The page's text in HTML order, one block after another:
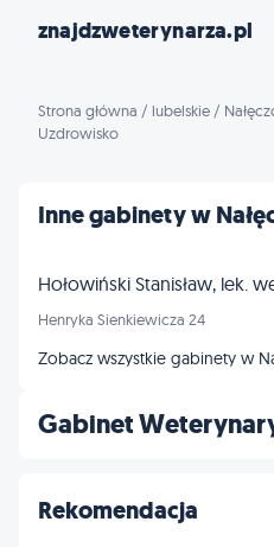
znajdzweterynarza.pl
Strona główna / lubelskie /
Uzdrowisko
Gabinet
Inne gabinety w
Henryka Sienkiewicza 24
Zobacz wszystkie gabinety w
Rekomendacja